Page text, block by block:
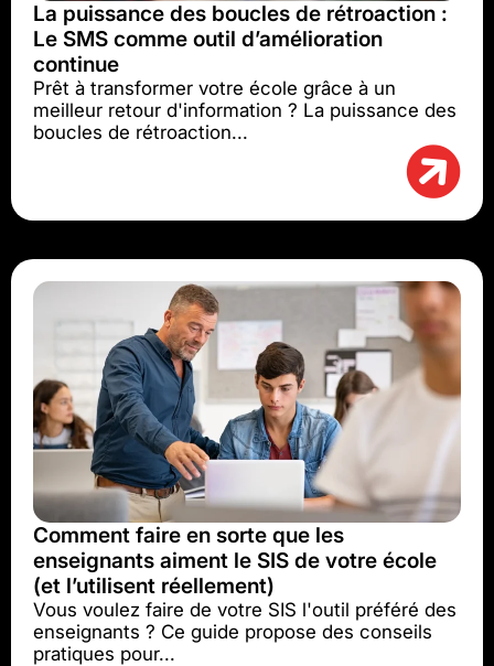
La puissance des boucles de rétroaction :
Le SMS comme outil d’amélioration
continue
Prêt à transformer votre école grâce à un
meilleur retour d'information ? La puissance des
boucles de rétroaction...
Comment faire en sorte que les
enseignants aiment le SIS de votre école
(et l’utilisent réellement)
Vous voulez faire de votre SIS l'outil préféré des
enseignants ? Ce guide propose des conseils
pratiques pour...